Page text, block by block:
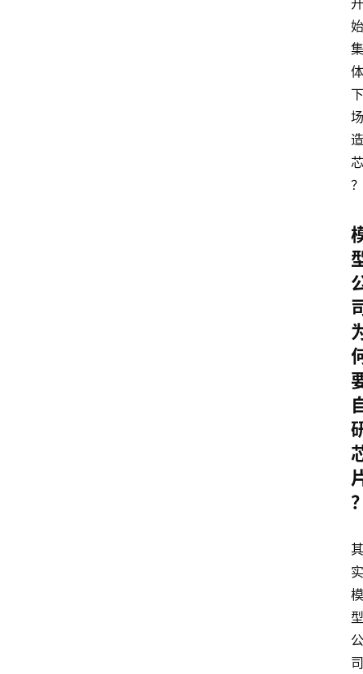
开
始
集
体
下
场
造
芯
？
其
实
模
型
公
司